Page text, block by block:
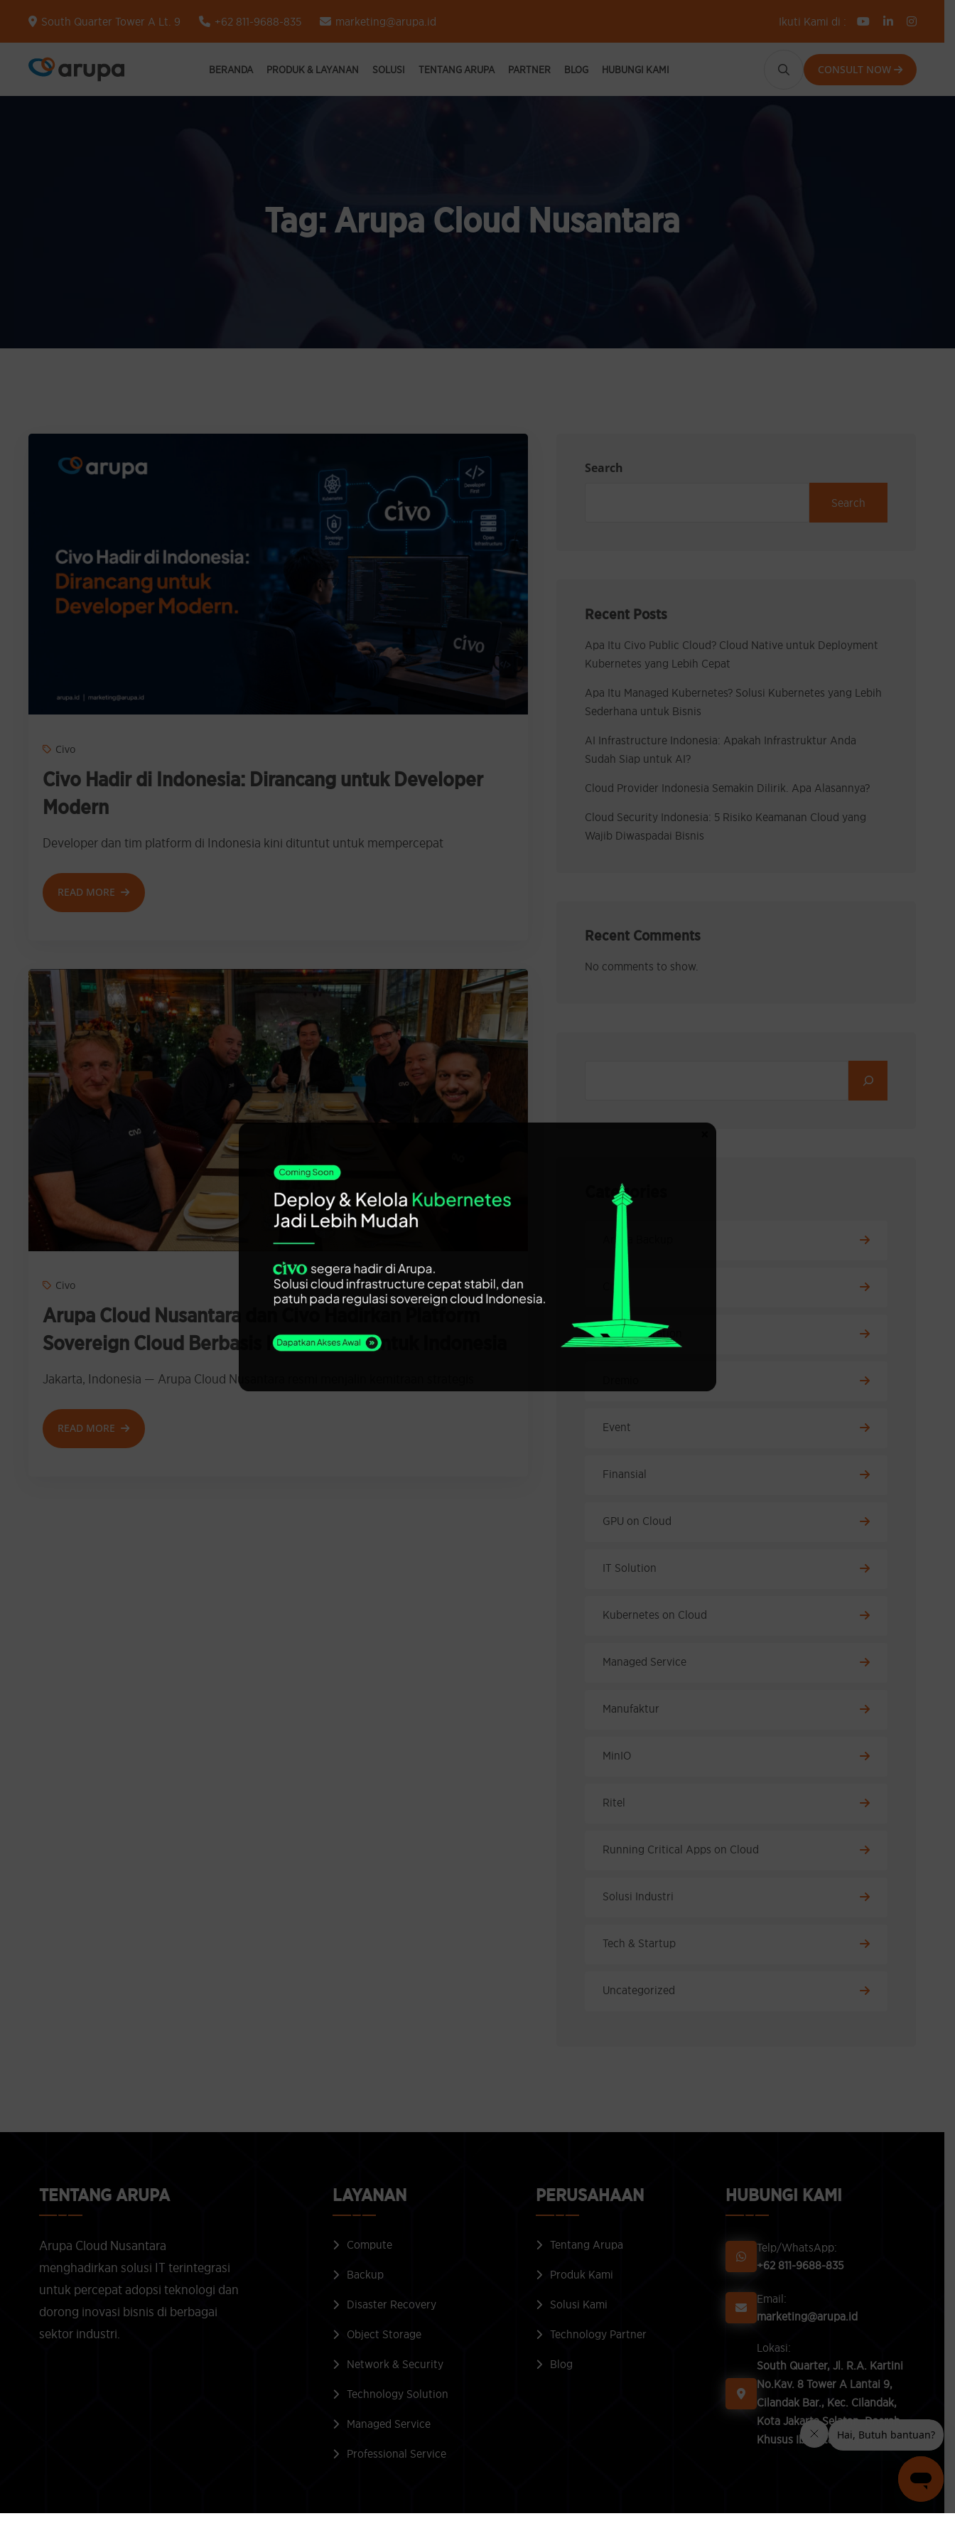
South Quarter Tower A Lt. 9 +62 811-9688-835 marketing@arupa.id Ikuti Kami di :
BERANDA PRODUK & LAYANAN SOLUSI TENTANG ARUPA PARTNER BLOG HUBUNGI KAMI CONSULT NOW
Tag: Arupa Cloud Nusantara
Civo
Civo Hadir di Indonesia: Dirancang untuk Developer
Modern
Developer dan tim platform di Indonesia kini dituntut untuk mempercepat
READ MORE
Civo
Arupa Cloud Nusantara dan Civo Hadirkan Platform
Sovereign Cloud Berbasis Kubernetes untuk Indonesia
Jakarta, Indonesia — Arupa Cloud Nusantara resmi menjalin kemitraan strategis
READ MORE
Search
Search
Recent Posts
Apa Itu Civo Public Cloud? Cloud Native untuk Deployment
Kubernetes yang Lebih Cepat
Apa Itu Managed Kubernetes? Solusi Kubernetes yang Lebih
Sederhana untuk Bisnis
AI Infrastructure Indonesia: Apakah Infrastruktur Anda
Sudah Siap untuk AI?
Cloud Provider Indonesia Semakin Dilirik. Apa Alasannya?
Cloud Security Indonesia: 5 Risiko Keamanan Cloud yang
Wajib Diwaspadai Bisnis
Recent Comments
No comments to show.
Categories
Arupa Backup
Civo
Cloud Migration
Event
Finansial
GPU on Cloud
IT Solution
Kubernetes on Cloud
Managed Service
Manufaktur
MinIO
Ritel
Running Critical Apps on Cloud
Solusi Industri
Tech & Startup
Uncategorized
TENTANG ARUPA
Arupa Cloud Nusantara
menghadirkan solusi IT terintegrasi
untuk percepat adopsi teknologi dan
dorong inovasi bisnis di berbagai
sektor industri.
LAYANAN
Compute
Backup
Disaster Recovery
Object Storage
Network & Security
Technology Solution
Managed Service
Professional Service
PERUSAHAAN
Tentang Arupa
Produk Kami
Solusi Kami
Technology Partner
Blog
HUBUNGI KAMI
Telp/WhatsApp:
+62 811-9688-835
Email:
marketing@arupa.id
Lokasi:
South Quarter, Jl. R.A. Kartini
No.Kav. 8 Tower A Lantai 9,
Cilandak Bar., Kec. Cilandak,
Kota Jakarta Selatan, Daerah
Khusus Ibukota Jakarta 12430